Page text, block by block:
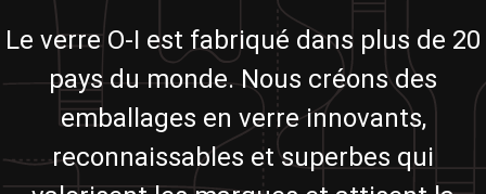
Le verre O-I est fabriqué dans plus de 20
pays du monde. Nous créons des
emballages en verre innovants,
reconnaissables et superbes qui